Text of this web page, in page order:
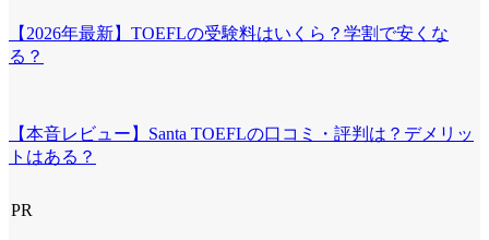
【2026年最新】TOEFLの受験料はいくら？学割で安くな
る？
【本音レビュー】Santa TOEFLの口コミ・評判は？デメリッ
トはある？
PR